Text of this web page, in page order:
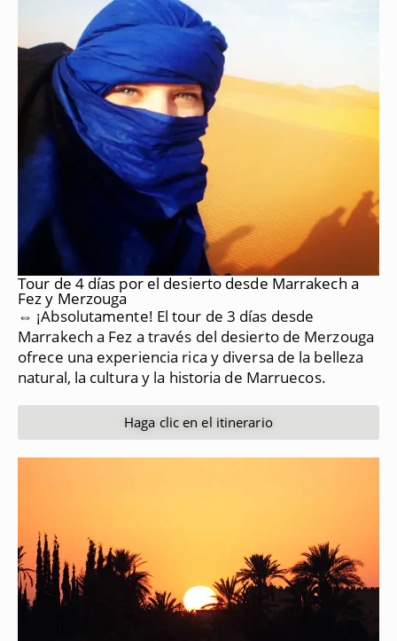
Tour de 4 días por el desierto desde Marrakech a
Fez y Merzouga
⇔ ¡Absolutamente! El tour de 3 días desde
Marrakech a Fez a través del desierto de Merzouga
ofrece una experiencia rica y diversa de la belleza
natural, la cultura y la historia de Marruecos.
Haga clic en el itinerario